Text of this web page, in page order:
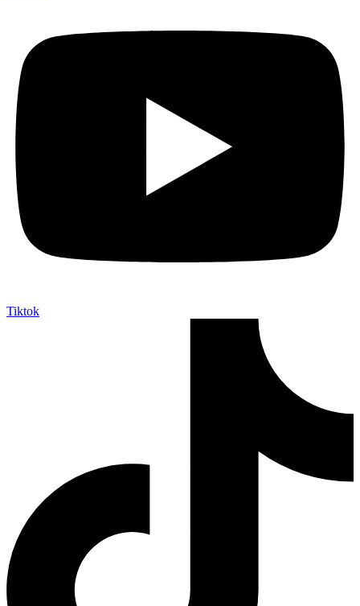
Tiktok